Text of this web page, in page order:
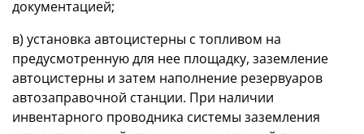
документацией;
в) установка автоцистерны с топливом на
предусмотренную для нее площадку, заземление
автоцистерны и затем наполнение резервуаров
автозаправочной станции. При наличии
инвентарного проводника системы заземления